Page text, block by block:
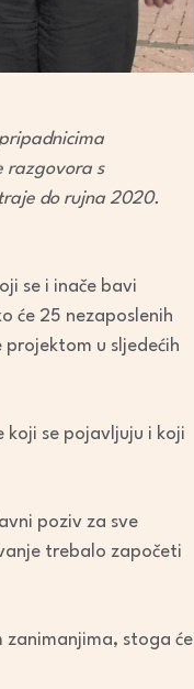
razgovora s
do rujna 2020.
se i inače bavi
će 25 nezaposlenih
u sljedećih
se pojavljuju i koji
poziv za sve
trebalo započeti
zanimanjima, stoga će